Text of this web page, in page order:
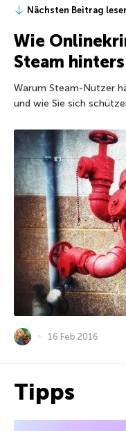
Nächsten Beitrag
Wie
Steam
Warum Steam-Nutzer
und wie Sie sich
16 Feb 2016
Tipps